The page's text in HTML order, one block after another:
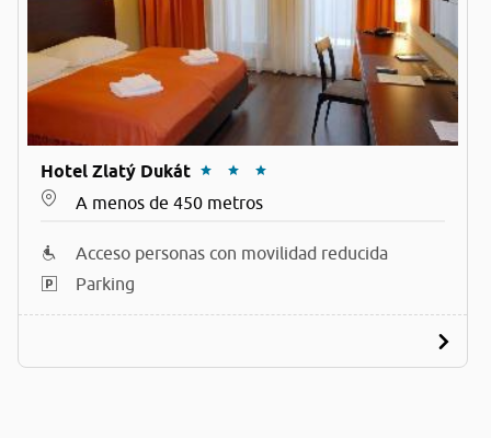
Hotel Zlatý Dukát
A menos de 450 metros
Acceso personas con movilidad reducida
Parking